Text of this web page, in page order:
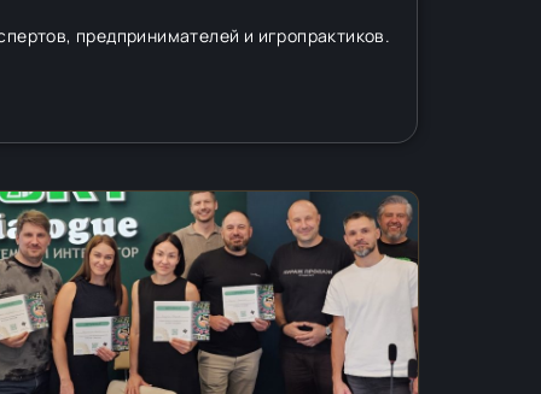
предпринимателей и игропрактиков.